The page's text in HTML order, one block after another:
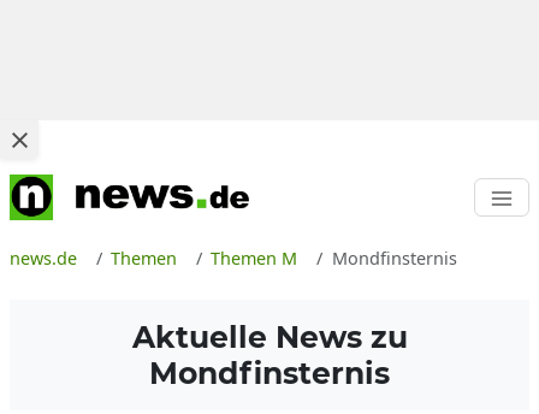
news.de Themen Themen M Mondfinsternis
Aktuelle News zu
Mondfinsternis